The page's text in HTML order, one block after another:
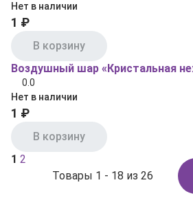
Нет в наличии
1 ₽
В корзину
Воздушный шар «Кристальная
0.0
Нет в наличии
1 ₽
В корзину
Товары 1 - 18 из 26
1 2